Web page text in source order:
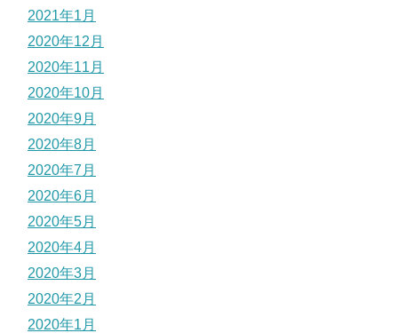
2021年1月
2020年12月
2020年11月
2020年10月
2020年9月
2020年8月
2020年7月
2020年6月
2020年5月
2020年4月
2020年3月
2020年2月
2020年1月